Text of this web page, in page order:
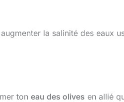
la salinité des eaux
ton eau des olives en allié